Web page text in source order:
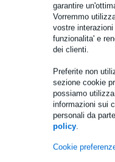
garantire
Vorremmo
vostre
funzionalita' e
dei clienti.
Preferite non
sezione cookie
possiamo
informazioni sui
personali da
policy.
Cookie
Penn
acciaio
Prezzo